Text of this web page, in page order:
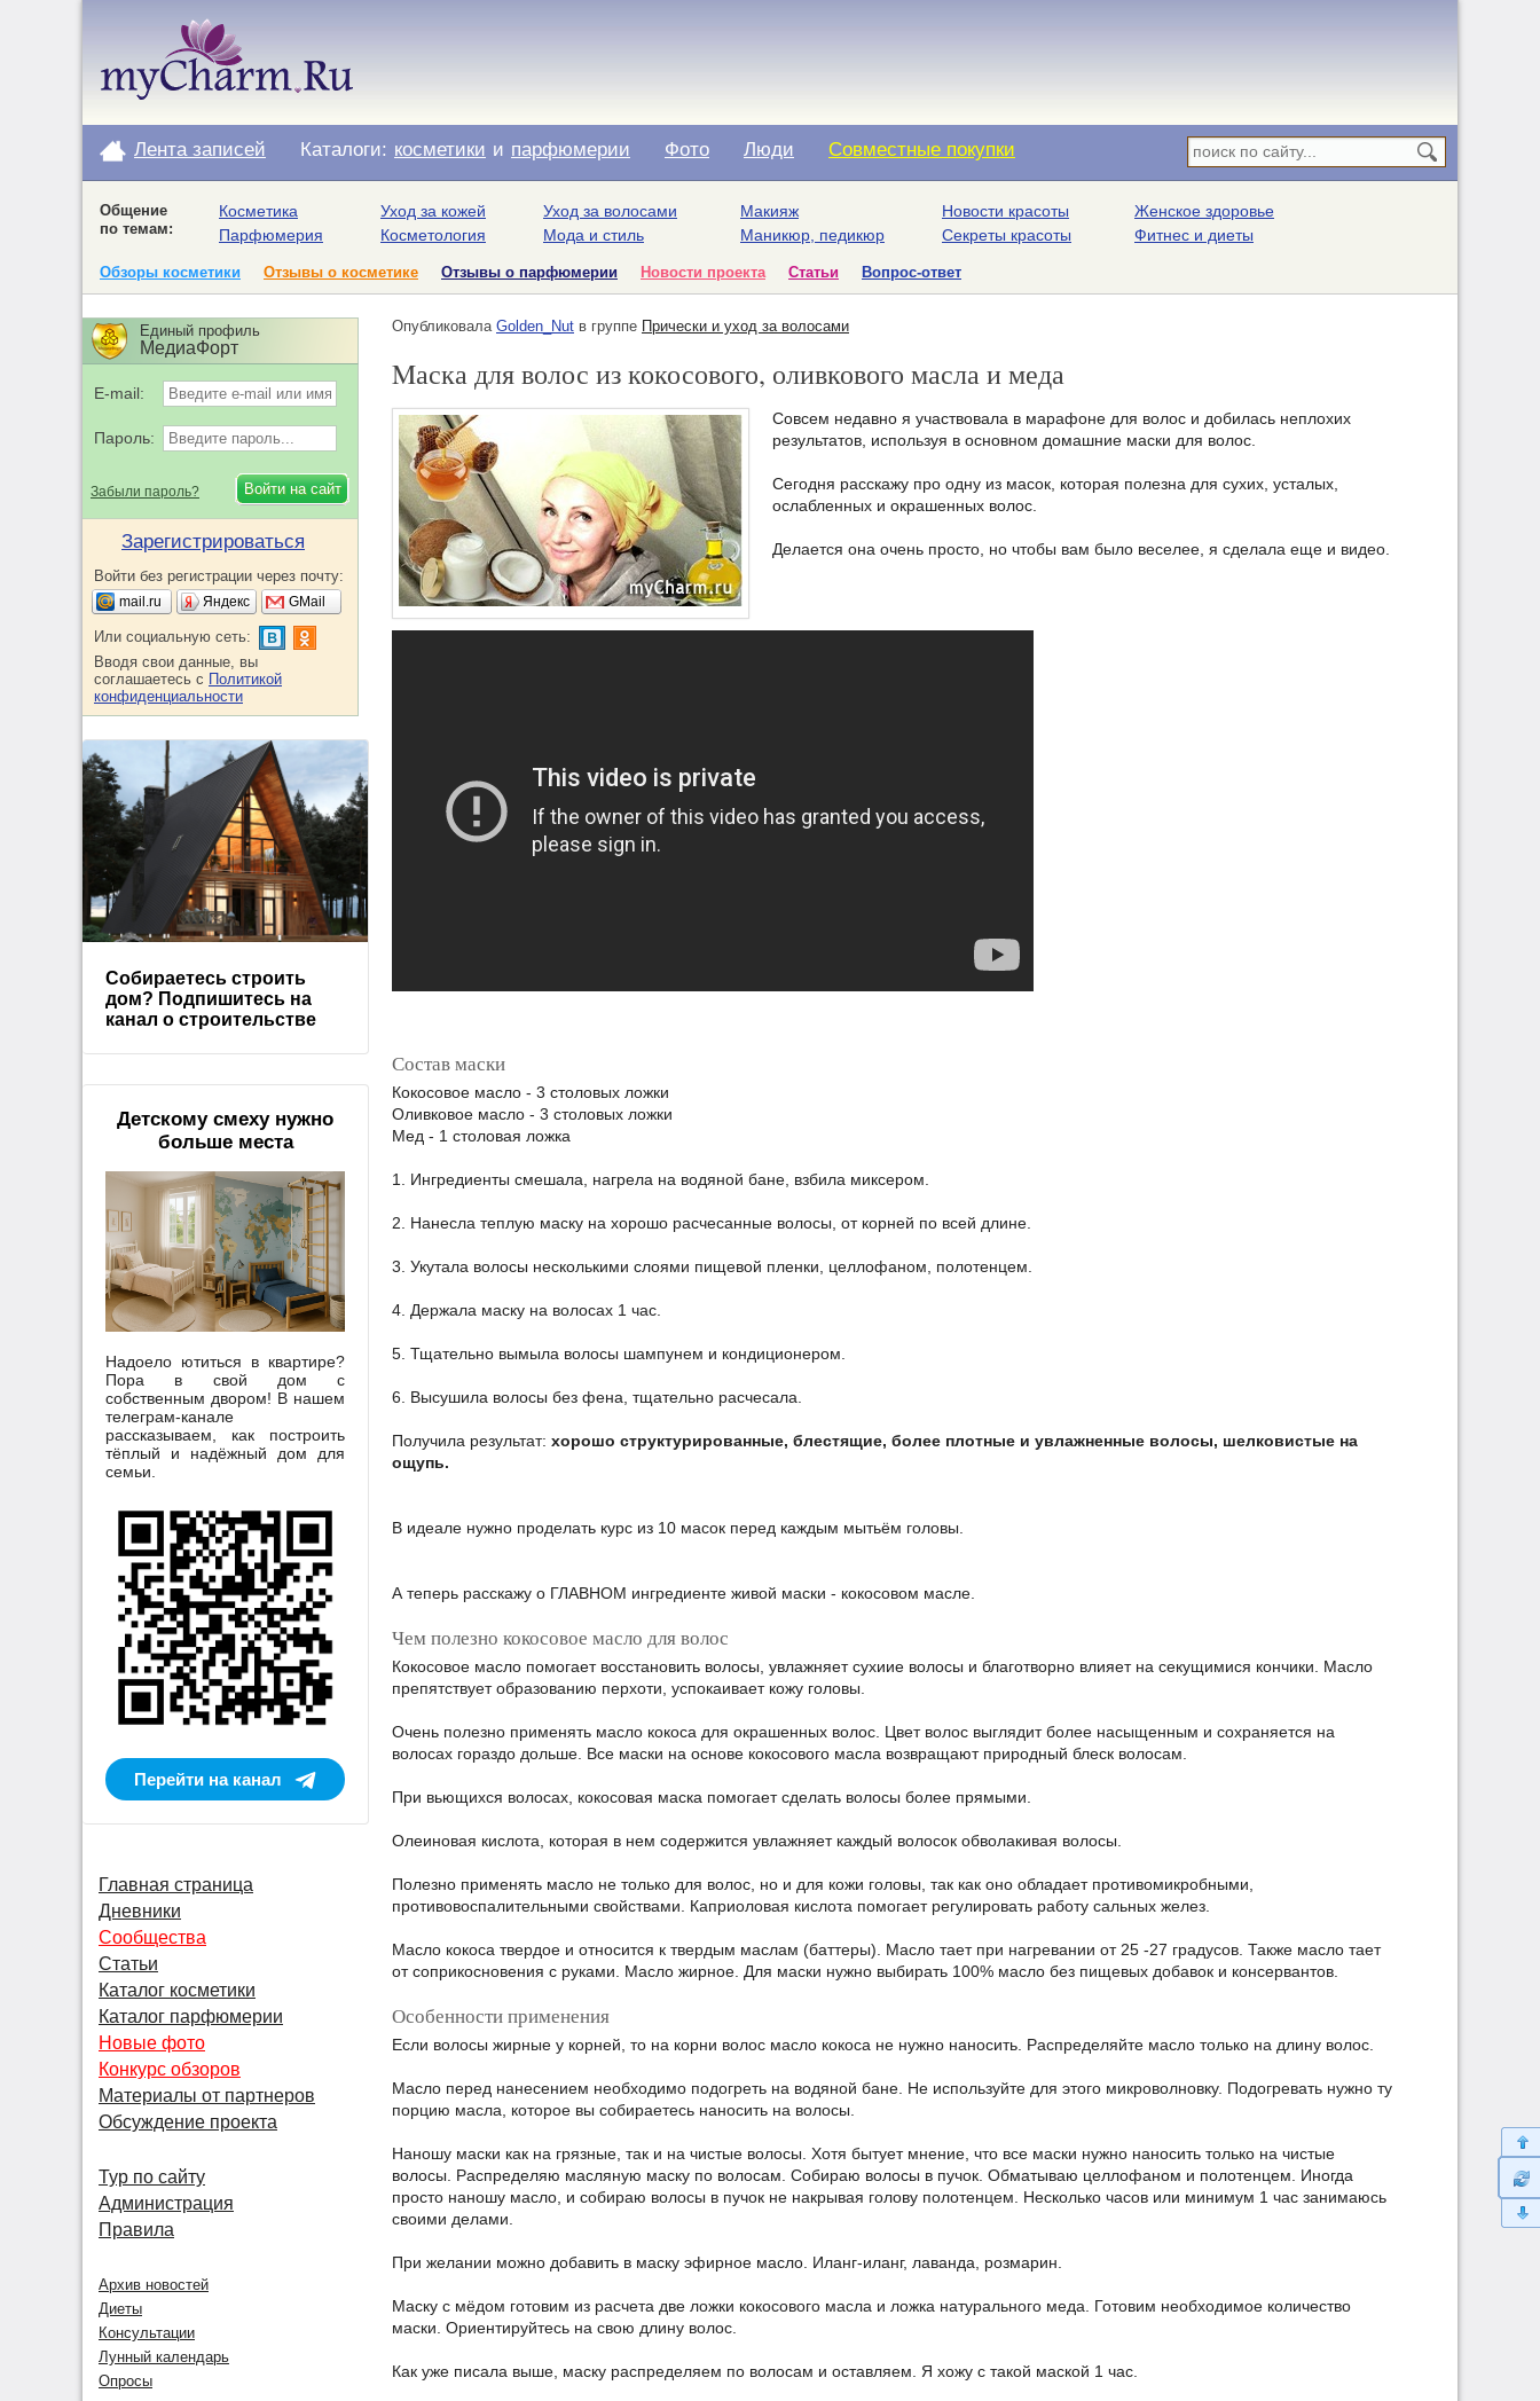
Лента записей Каталоги: косметики и парфюмерии Фото Люди Совместные покупки
Общение
по темам:
Косметика
Парфюмерия
Уход за кожей
Косметология
Уход за волосами
Мода и стиль
Макияж
Маникюр, педикюр
Новости красоты
Секреты красоты
Женское здоровье
Фитнес и диеты
Обзоры косметики Отзывы о косметике Отзывы о парфюмерии Новости проекта Статьи Вопрос-ответ
Опубликовала Golden_Nut в группе Прически и уход за волосами
Mаска для волос из кокосового, оливкового масла и меда
Совсем недавно я участвовала в марафоне для волос и добилась неплохих
результатов, используя в основном домашние маски для волос.
Сегодня расскажу про одну из масок, которая полезна для сухих, усталых,
ослабленных и окрашенных волос.
Делается она очень просто, но чтобы вам было веселее, я сделала еще и видео.
Состав маски
Кокосовое масло - 3 столовых ложки
Оливковое масло - 3 столовых ложки
Мед - 1 столовая ложка
1. Ингредиенты смешала, нагрела на водяной бане, взбила миксером.
2. Нанесла теплую маску на хорошо расчесанные волосы, от корней по всей длине.
3. Укутала волосы несколькими слоями пищевой пленки, целлофаном, полотенцем.
4. Держала маску на волосах 1 час.
5. Тщательно вымыла волосы шампунем и кондиционером.
6. Высушила волосы без фена, тщательно расчесала.
Получила результат: хорошо структурированные, блестящие, более плотные и увлажненные волосы, шелковистые на
ощупь.
В идеале нужно проделать курс из 10 масок перед каждым мытьём головы.
А теперь расскажу о ГЛАВНОМ ингредиенте живой маски - кокосовом масле.
Чем полезно кокосовое масло для волос
Кокосовое масло помогает восстановить волосы, увлажняет сухиие волосы и благотворно влияет на секущимися кончики. Масло
препятствует образованию перхоти, успокаивает кожу головы.
Очень полезно применять масло кокоса для окрашенных волос. Цвет волос выглядит более насыщенным и сохраняется на
волосах гораздо дольше. Все маски на основе кокосового масла возвращают природный блеск волосам.
При вьющихся волосах, кокосовая маска помогает сделать волосы более прямыми.
Олеиновая кислота, которая в нем содержится увлажняет каждый волосок обволакивая волосы.
Полезно применять масло не только для волос, но и для кожи головы, так как оно обладает противомикробными,
противовоспалительными свойствами. Каприоловая кислота помогает регулировать работу сальных желез.
Масло кокоса твердое и относится к твердым маслам (баттеры). Масло тает при нагревании от 25 -27 градусов. Также масло тает
от соприкосновения с руками. Масло жирное. Для маски нужно выбирать 100% масло без пищевых добавок и консервантов.
Особенности применения
Если волосы жирные у корней, то на корни волос масло кокоса не нужно наносить. Распределяйте масло только на длину волос.
Масло перед нанесением необходимо подогреть на водяной бане. Не используйте для этого микроволновку. Подогревать нужно ту
порцию масла, которое вы собираетесь наносить на волосы.
Наношу маски как на грязные, так и на чистые волосы. Хотя бытует мнение, что все маски нужно наносить только на чистые
волосы. Распределяю масляную маску по волосам. Собираю волосы в пучок. Обматываю целлофаном и полотенцем. Иногда
просто наношу масло, и собираю волосы в пучок не накрывая голову полотенцем. Несколько часов или минимум 1 час занимаюсь
своими делами.
При желании можно добавить в маску эфирное масло. Иланг-иланг, лаванда, розмарин.
Маску с мёдом готовим из расчета две ложки кокосового масла и ложка натурального меда. Готовим необходимое количество
маски. Ориентируйтесь на свою длину волос.
Как уже писала выше, маску распределяем по волосам и оставляем. Я хожу с такой маской 1 час.
Единый профиль
МедиаФорт
E-mail:
Пароль:
Забыли пароль?
Зарегистрироваться
Войти без регистрации через почту:
mail.ru Яндекс GMail
Или социальную сеть:
Вводя свои данные, вы
соглашаетесь с Политикой
конфиденциальности
Собираетесь строить
дом? Подпишитесь на
канал о строительстве
Детскому смеху нужно
больше места
Надоело ютиться в квартире?
Пора в свой дом с
собственным двором! В нашем
телеграм-канале
рассказываем, как построить
тёплый и надёжный дом для
семьи.
Перейти на канал
Главная страница
Дневники
Сообщества
Статьи
Каталог косметики
Каталог парфюмерии
Новые фото
Конкурс обзоров
Материалы от партнеров
Обсуждение проекта
Тур по сайту
Администрация
Правила
Архив новостей
Диеты
Консультации
Лунный календарь
Опросы